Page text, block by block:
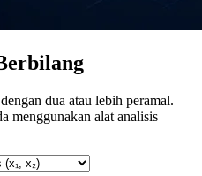
dua atau lebih peramal.
menggunakan alat analisis